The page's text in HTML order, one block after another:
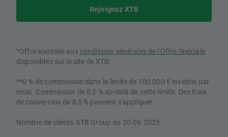
Rejoignez XTB
*Offre soumise aux conditions générales de l'Offre Spéciale
disponibles sur le site de XTB.
**0 % de commission dans la limite de 100 000 € investis par
mois. Commission de 0,2 % au-delà de cette limite. Des frais
de conversion de 0,5 % peuvent s'appliquer.
Nombre de clients XTB Group au 30.09.2025